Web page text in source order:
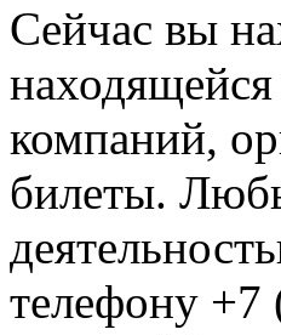
Сейчас вы
компаний,
билеты.
телефону +7